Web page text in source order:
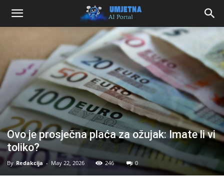
Ovo je prosječna plaća za ožujak: Imate li vi
toliko?
By Redakcija - May 22, 2026 246 0